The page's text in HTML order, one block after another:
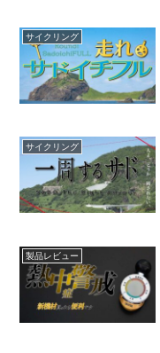
サイクリング
サイクリング
製品レビュー